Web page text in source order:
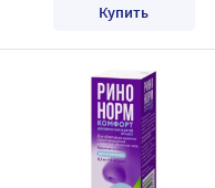
Купить